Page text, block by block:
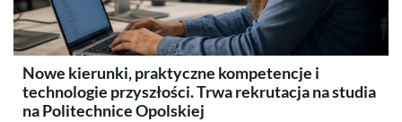
Nowe kierunki, praktyczne kompetencje i
technologie przyszłości. Trwa rekrutacja na studia
na Politechnice Opolskiej